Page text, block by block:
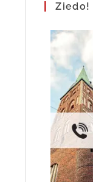
Ziedo!